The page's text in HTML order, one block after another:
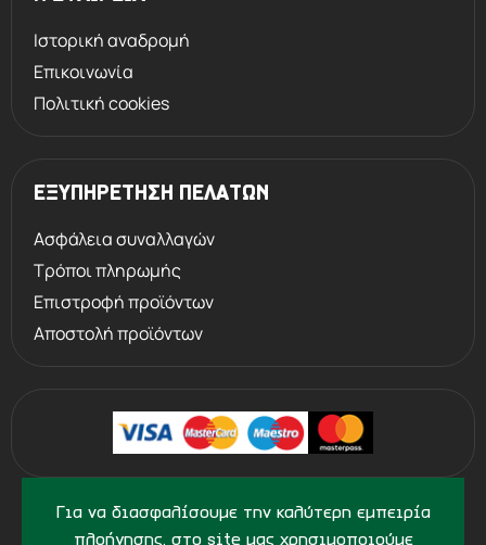
Για να διασφαλίσουμε την καλύτερη εμπειρία
πλοήγησης, στο site μας χρησιμοποιούμε
Ιστορική αναδρομή
Επικοινωνία
Πολιτική cookies
ΕΞΥΠΗΡΕΤΗΣΗ ΠΕΛΑΤΩΝ
Ασφάλεια συναλλαγών
Τρόποι πληρωμής
Επιστροφή προϊόντων
Αποστολή προϊόντων
© 2013 - 2026 PERVOLARAKIS1924.GR